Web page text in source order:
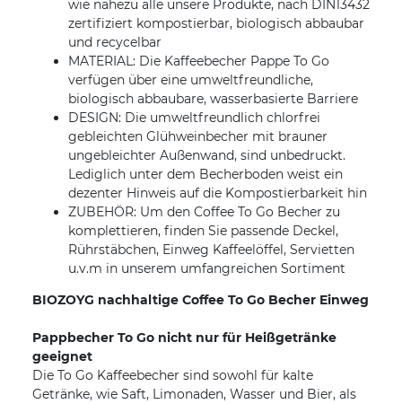
wie nahezu alle unsere Produkte, nach DIN13432
zertifiziert kompostierbar, biologisch abbaubar
und recycelbar
MATERIAL: Die Kaffeebecher Pappe To Go
verfügen über eine umweltfreundliche,
biologisch abbaubare, wasserbasierte Barriere
DESIGN: Die umweltfreundlich chlorfrei
gebleichten Glühweinbecher mit brauner
ungebleichter Außenwand, sind unbedruckt.
Lediglich unter dem Becherboden weist ein
dezenter Hinweis auf die Kompostierbarkeit hin
ZUBEHÖR: Um den Coffee To Go Becher zu
komplettieren, finden Sie passende Deckel,
Rührstäbchen, Einweg Kaffeelöffel, Servietten
u.v.m in unserem umfangreichen Sortiment
BIOZOYG nachhaltige Coffee To Go Becher Einweg
Pappbecher To Go nicht nur für Heißgetränke
geeignet
Die To Go Kaffeebecher sind sowohl für kalte
Getränke, wie Saft, Limonaden, Wasser und Bier, als